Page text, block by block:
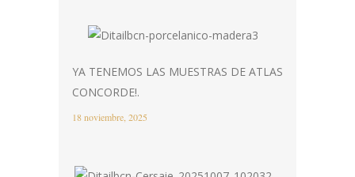
YA TENEMOS LAS MUESTRAS DE ATLAS
CONCORDE!.
18 noviembre, 2025